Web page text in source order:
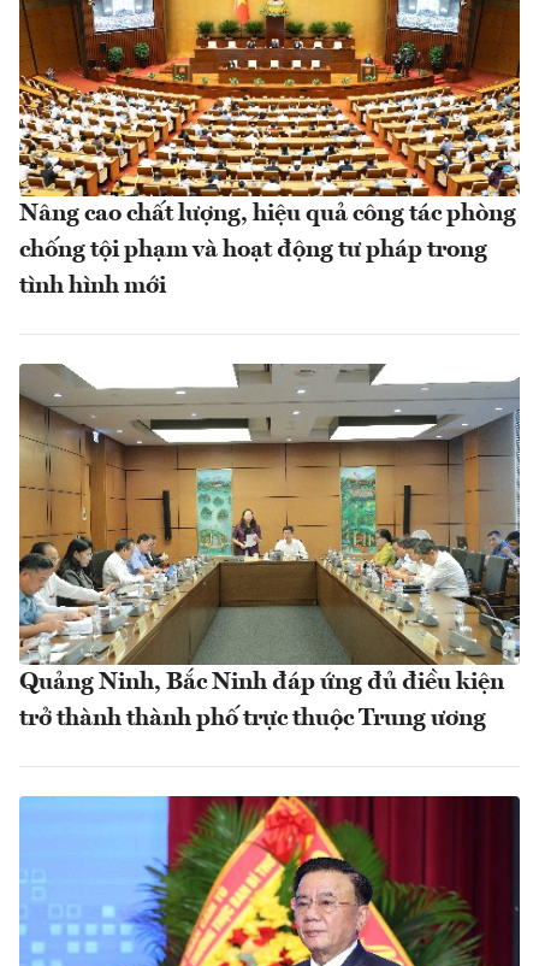
Nâng cao chất lượng, hiệu quả công tác phòng
chống tội phạm và hoạt động tư pháp trong
tình hình mới
Quảng Ninh, Bắc Ninh đáp ứng đủ điều kiện
trở thành thành phố trực thuộc Trung ương